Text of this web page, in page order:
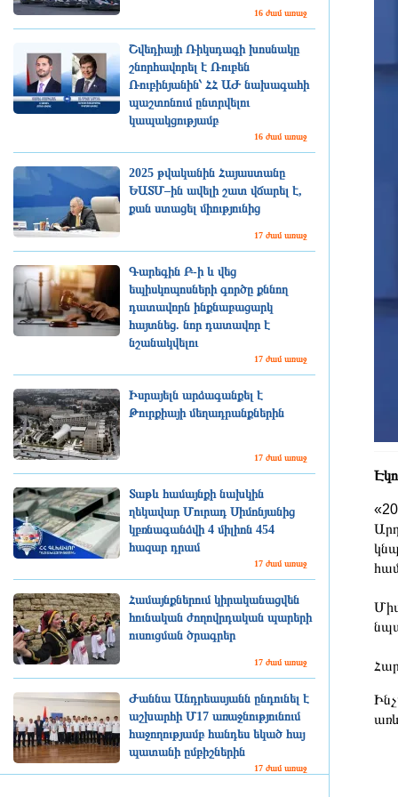
16 ժամ առաջ
Շվեդիայի Ռիկսդագի խոսնակը
շնորհավորել է Ռուբեն
Ռուբինյանին՝ ՀՀ ԱԺ նախագահի
պաշտոնում ընտրվելու
կապակցությամբ
16 ժամ առաջ
2025 թվականին Հայաստանը
ԵԱՏՄ–ին ավելի շատ վճարել է,
քան ստացել միությունից
17 ժամ առաջ
Գարեգին Բ-ի և վեց
եպիսկոպոսների գործը քննող
դատավորն ինքնաբացարկ
հայտնեց. նոր դատավոր է
նշանակվելու
17 ժամ առաջ
Իսրայելն արձագանքել է
Թուրքիայի մեղադրանքներին
17 ժամ առաջ
Տաթև համայնքի նախկին
ղեկավար Մուրադ Սիմոնյանից
կբռնագանձվի 4 միլիոն 454
հազար դրամ
17 ժամ առաջ
Համայնքներում կիրականացվեն
հունական ժողովրդական պարերի
ուսուցման ծրագրեր
17 ժամ առաջ
Ժաննա Անդրեասյանն ընդունել է
աշխարհի Մ17 առաջնությունում
հաջողությամբ հանդես եկած հայ
պատանի ըմբիշներին
17 ժամ առաջ